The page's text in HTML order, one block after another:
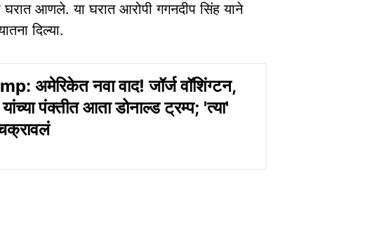
आणले. या घरात आरोपी गगनदीप सिंह याने
दिल्या.
अमेरिकेत नवा वाद! जॉर्ज वॉशिंग्टन,
पंक्तीत आता डोनाल्ड ट्रम्प; 'त्या'